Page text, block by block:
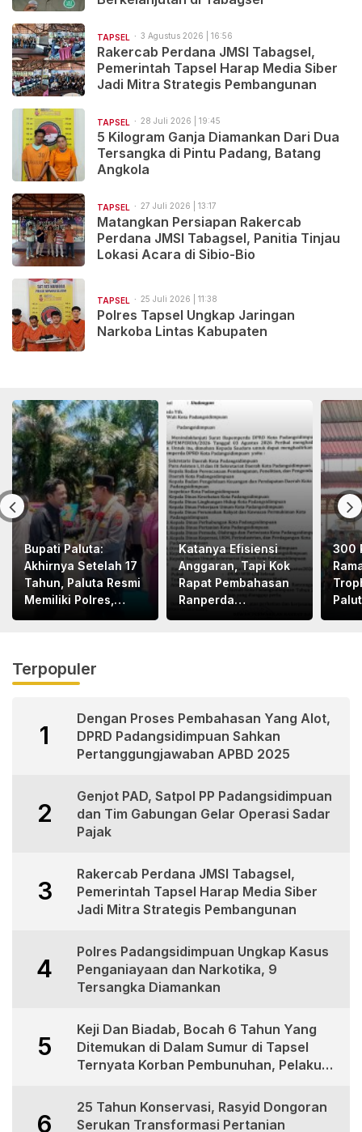
TAPSEL 3 Agustus 2026 | 16:56
Rakercab Perdana JMSI Tabagsel,
Pemerintah Tapsel Harap Media Siber
Jadi Mitra Strategis Pembangunan
TAPSEL 28 Juli 2026 | 19:45
5 Kilogram Ganja Diamankan Dari Dua
Tersangka di Pintu Padang, Batang
Angkola
TAPSEL 27 Juli 2026 | 13:17
Matangkan Persiapan Rakercab
Perdana JMSI Tabagsel, Panitia Tinjau
Lokasi Acara di Sibio-Bio
TAPSEL 25 Juli 2026 | 11:38
Polres Tapsel Ungkap Jaringan
Narkoba Lintas Kabupaten
Bupati Paluta:
Akhirnya Setelah 17
Tahun, Paluta Resmi
Memiliki Polres,
Katanya Efisiensi
Anggaran, Tapi Kok
Rapat Pembahasan
Ranperda
300
Terpopuler
1
Dengan Proses Pembahasan Yang Alot,
DPRD Padangsidimpuan Sahkan
Pertanggungjawaban APBD 2025
2
Genjot PAD, Satpol PP Padangsidimpuan
dan Tim Gabungan Gelar Operasi Sadar
Pajak
3
Rakercab Perdana JMSI Tabagsel,
Pemerintah Tapsel Harap Media Siber
Jadi Mitra Strategis Pembangunan
4
Polres Padangsidimpuan Ungkap Kasus
Penganiayaan dan Narkotika, 9
Tersangka Diamankan
5
Keji Dan Biadab, Bocah 6 Tahun Yang
Ditemukan di Dalam Sumur di Tapsel
Ternyata Korban Pembunuhan, Pelaku
6
25 Tahun Konservasi, Rasyid Dongoran
Serukan Transformasi Pertanian